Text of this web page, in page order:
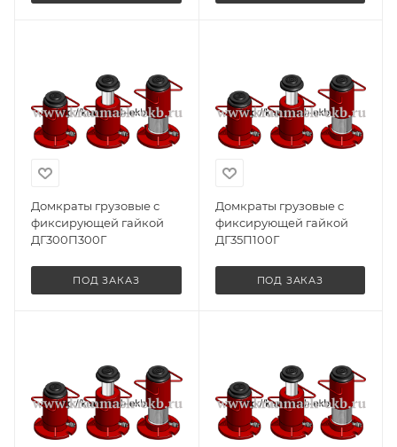
Домкраты грузовые с
фиксирующей гайкой
ДГ300П300Г
ПОД ЗАКАЗ
Домкраты грузовые с
фиксирующей гайкой
ДГ35П100Г
ПОД ЗАКАЗ